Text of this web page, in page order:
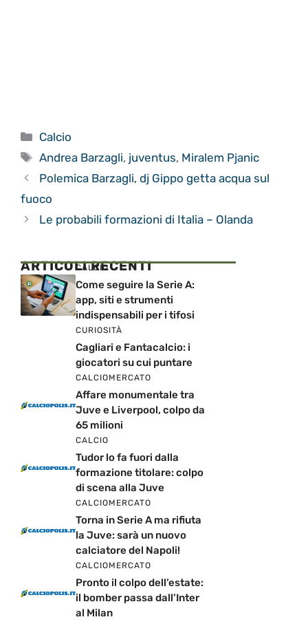
Categorie
Calcio
Tag
Andrea Barzagli, juventus, Miralem Pjanic
Polemica Barzagli, dj Gippo getta acqua sul
fuoco
Le probabili formazioni di Italia – Olanda
ARTICOLI RECENTI
CALCIO
Come seguire la Serie A:
app, siti e strumenti
indispensabili per i tifosi
CURIOSITÀ
Cagliari e Fantacalcio: i
giocatori su cui puntare
CALCIOMERCATO
Affare monumentale tra
Juve e Liverpool, colpo da
65 milioni
CALCIO
Tudor lo fa fuori dalla
formazione titolare: colpo
di scena alla Juve
CALCIOMERCATO
Torna in Serie A ma rifiuta
la Juve: sarà un nuovo
calciatore del Napoli!
CALCIOMERCATO
Pronto il colpo dell’estate:
il bomber passa dall’Inter
al Milan